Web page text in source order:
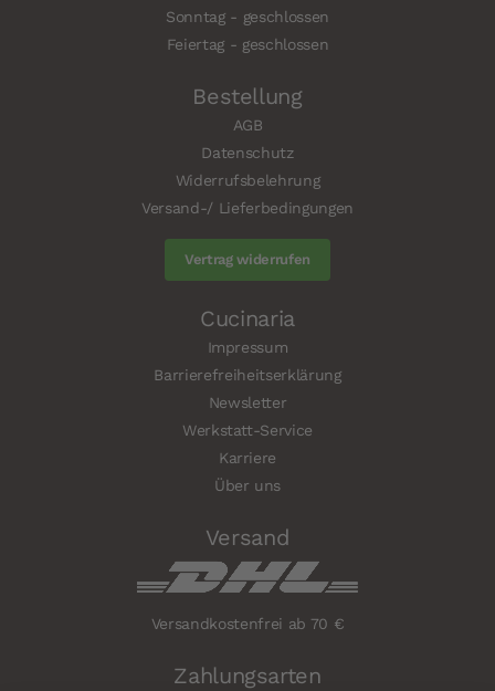
Sonntag - geschlossen
Feiertag - geschlossen
Bestellung
AGB
Datenschutz
Widerrufsbelehrung
Versand-/ Lieferbedingungen
Vertrag widerrufen
Cucinaria
Impressum
Barrierefreiheitserklärung
Newsletter
Werkstatt-Service
Karriere
Über uns
Versand
Versandkostenfrei ab 70 €
Zahlungsarten